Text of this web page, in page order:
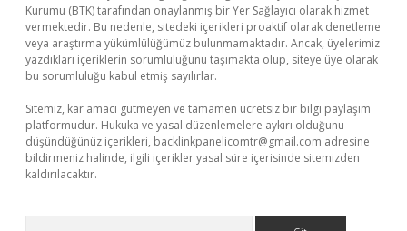
Kurumu (BTK) tarafından onaylanmış bir Yer Sağlayıcı olarak hizmet
vermektedir. Bu nedenle, sitedeki içerikleri proaktif olarak denetleme
veya araştırma yükümlülüğümüz bulunmamaktadır. Ancak, üyelerimiz
yazdıkları içeriklerin sorumluluğunu taşımakta olup, siteye üye olarak
bu sorumluluğu kabul etmiş sayılırlar.
Sitemiz, kar amacı gütmeyen ve tamamen ücretsiz bir bilgi paylaşım
platformudur. Hukuka ve yasal düzenlemelere aykırı olduğunu
düşündüğünüz içerikleri, backlinkpanelicomtr@gmail.com adresine
bildirmeniz halinde, ilgili içerikler yasal süre içerisinde sitemizden
kaldırılacaktır.